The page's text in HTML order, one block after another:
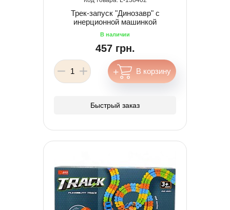
Трек-запуск "Динозавр" с
инерционной машинкой
457 грн.
Быстрый заказ